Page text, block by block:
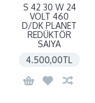
S 42 30 W 24
VOLT 460
D/DK PLANET
REDÜKTÖR
SAIYA
4.500,00TL